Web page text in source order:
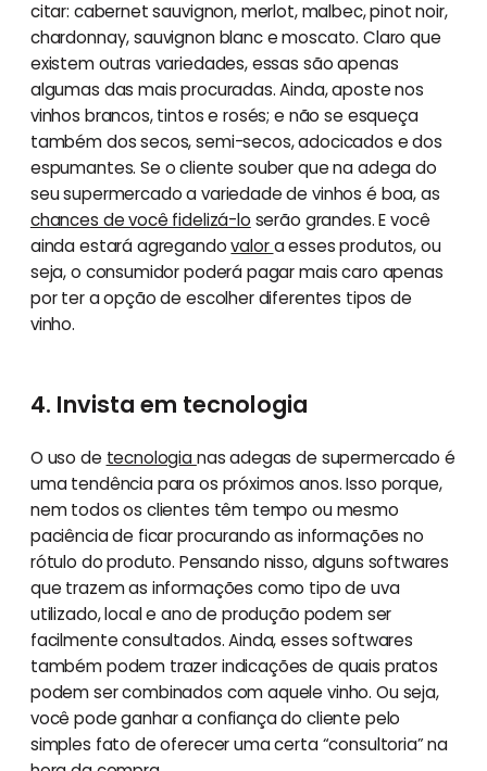
citar: cabernet sauvignon, merlot, malbec, pinot noir,
chardonnay, sauvignon blanc e moscato. Claro que
existem outras variedades, essas são apenas
algumas das mais procuradas. Ainda, aposte nos
vinhos brancos, tintos e rosés; e não se esqueça
também dos secos, semi-secos, adocicados e dos
espumantes. Se o cliente souber que na adega do
seu supermercado a variedade de vinhos é boa, as
chances de você fidelizá-lo serão grandes. E você
ainda estará agregandovalora esses produtos, ou
seja, o consumidor poderá pagar mais caro apenas
por ter a opção de escolher diferentes tipos de
vinho.
4. Invista em tecnologia
O uso de tecnologianas adegas de supermercado é
uma tendência para os próximos anos. Isso porque,
nem todos os clientes têm tempo ou mesmo
paciência de ficar procurando as informações no
rótulo do produto. Pensando nisso, alguns softwares
que trazem as informações como tipo de uva
utilizado, local e ano de produção podem ser
facilmente consultados. Ainda, esses softwares
também podem trazer indicações de quais pratos
podem ser combinados com aquele vinho. Ou seja,
você pode ganhar a confiança do cliente pelo
simples fato de oferecer uma certa “consultoria” na